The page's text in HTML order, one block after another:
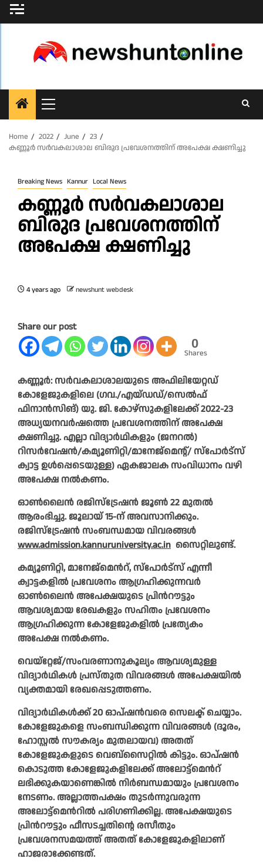
Skip
to
Primary
Menu
Home
2022 June
23
കണ്ണൂർ സർവകലാശാല ബിരുദ പ്രവേശനത്തിന് അപേക്ഷ ക്ഷണിച്ചു
Breaking News Kannur Local News
കണ്ണൂർ സർവകലാശാല
ബിരുദ പ്രവേശനത്തിന്
അപേക്ഷ ക്ഷണിച്ചു
4 years ago newshunt webdesk
Share our post
0
Shares
കണ്ണൂർ: സർവകലാശാലയുടെ അഫിലിയേറ്റഡ്
കോളേജുകളിലെ (ഗവ./എയ്ഡഡ്/സെൽഫ്
ഫിനാൻസിങ്) യു. ജി. കോഴ്സുകളിലേക്ക് 2022-23
അധ്യയനവർഷത്തെ പ്രവേശനത്തിന് അപേക്ഷ
ക്ഷണിച്ചു. എല്ലാ വിദ്യാർഥികളും (ജനറൽ)
റിസർവേഷൻ/കമ്യൂണിറ്റി/മാനേജ്മെന്റ്/ സ്പോർട്സ്
ക്വാട്ട ഉൾപ്പെടെയുള്ള) ഏകജാലക സംവിധാനം വഴി
അപേക്ഷ നൽകണം.
ഓൺലൈൻ രജിസ്ട്രേഷൻ ജൂൺ 22 മുതൽ
ആരംഭിച്ചു. ജൂലായ് 15-ന് അവസാനിക്കും.
രജിസ്ട്രേഷൻ സംബന്ധമായ വിവരങ്ങൾ
www.admission.kannuruniversity.ac.in സൈറ്റിലുണ്ട്.
കമ്യൂണിറ്റി, മാനേജ്മെൻറ്, സ്പോർട്സ് എന്നീ
ക്വാട്ടകളിൽ പ്രവേശനം ആഗ്രഹിക്കുന്നവർ
ഓൺലൈൻ അപേക്ഷയുടെ പ്രിൻറൗട്ടും
ആവശ്യമായ രേഖകളും സഹിതം പ്രവേശനം
ആഗ്രഹിക്കുന്ന കോളേജുകളിൽ പ്രത്യേകം
അപേക്ഷ നൽകണം.
വെയ്റ്റേജ്/സംവരണാനുകൂല്യം ആവശ്യമുള്ള
വിദ്യാർഥികൾ പ്രസ്തുത വിവരങ്ങൾ അപേക്ഷയിൽ
വ്യക്തമായി രേഖപ്പെടുത്തണം.
വിദ്യാർഥികൾക്ക് 20 ഓപ്ഷൻവരെ സെലക്ട് ചെയ്യാം.
കോളേജുകളെ സംബന്ധിക്കുന്ന വിവരങ്ങൾ (ദൂരം,
ഹോസ്റ്റൽ സൗകര്യം മുതലായവ) അതത്
കോളേജുകളുടെ വെബ്സൈറ്റിൽ കിട്ടും. ഓപ്ഷൻ
കൊടുത്ത കോളേജുകളിലേക്ക് അലോട്ട്മെൻറ്
ലഭിക്കുകയാണെങ്കിൽ നിർബന്ധമായും പ്രവേശനം
നേടണം. അല്ലാത്തപക്ഷം തുടർന്നുവരുന്ന
അലോട്ട്മെൻറിൽ പരിഗണിക്കില്ല. അപേക്ഷയുടെ
പ്രിൻറൗട്ടും ഫീസടച്ചതിന്റെ രസീതും
പ്രവേശനസമയത്ത് അതത് കോളേജുകളിലാണ്
ഹാജരാക്കേണ്ടത്.